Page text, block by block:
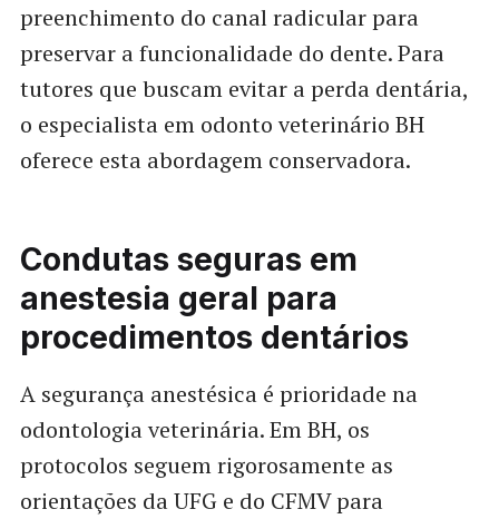
preenchimento do canal radicular para
preservar a funcionalidade do dente. Para
tutores que buscam evitar a perda dentária,
o especialista em odonto veterinário BH
oferece esta abordagem conservadora.
Condutas seguras em
anestesia geral para
procedimentos dentários
A segurança anestésica é prioridade na
odontologia veterinária. Em BH, os
protocolos seguem rigorosamente as
orientações da UFG e do CFMV para